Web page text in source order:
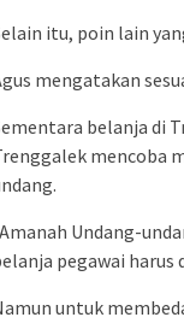
itu, poin lain
mengatakan
belanja di
mencoba
Undang-
pegawai harus
untuk